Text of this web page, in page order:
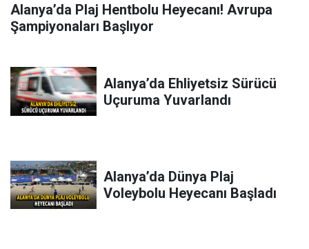
Alanya’da Plaj Hentbolu Heyecanı! Avrupa
Şampiyonaları Başlıyor
Alanya’da Ehliyetsiz Sürücü
Uçuruma Yuvarlandı
Alanya’da Dünya Plaj
Voleybolu Heyecanı Başladı